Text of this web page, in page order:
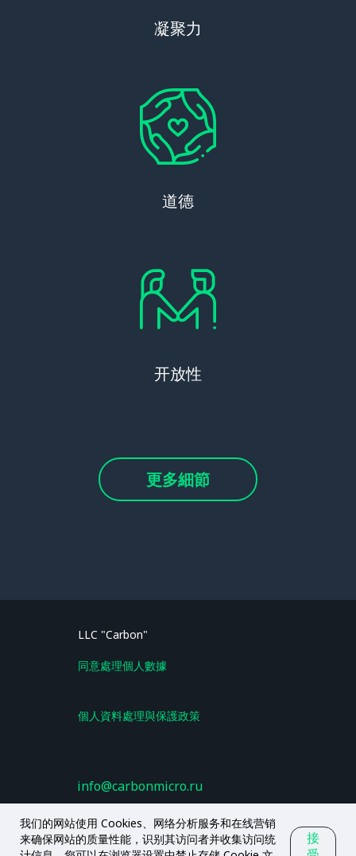
更多細節
凝聚力
开放性
道德
LLC "Carbon"
同意處理個人數據
個人資料處理與保護政策
info@carbonmicro.ru
+7 (495) 909-86-11
我们的网站使用 Cookies、网络分析服务和在线营销
来确保网站的质量性能，识别其访问者并收集访问统
接